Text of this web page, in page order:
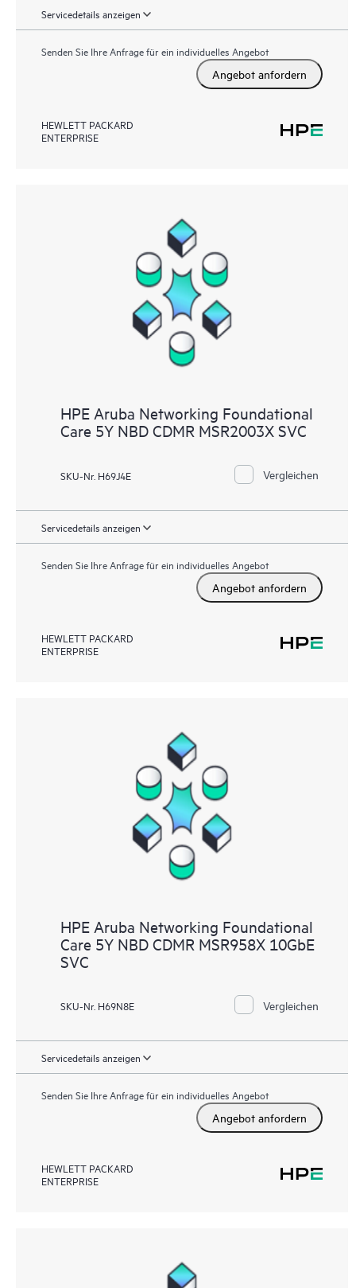
Servicedetails anzeigen
Senden Sie Ihre Anfrage für ein individuelles Angebot
Angebot anfordern
HEWLETT PACKARD
ENTERPRISE
HPE Aruba Networking Foundational
Care 5Y NBD CDMR MSR2003X SVC
SKU-Nr. H69J4E Vergleichen
Servicedetails anzeigen
Senden Sie Ihre Anfrage für ein individuelles Angebot
Angebot anfordern
HEWLETT PACKARD
ENTERPRISE
HPE Aruba Networking Foundational
Care 5Y NBD CDMR MSR958X 10GbE
SVC
SKU-Nr. H69N8E Vergleichen
Servicedetails anzeigen
Senden Sie Ihre Anfrage für ein individuelles Angebot
Angebot anfordern
HEWLETT PACKARD
ENTERPRISE